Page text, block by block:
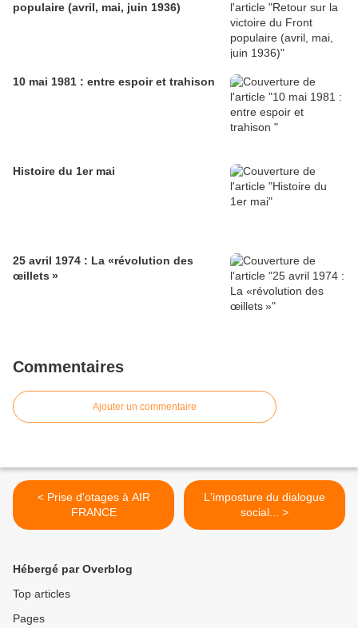
populaire (avril, mai, juin 1936)
10 mai 1981 : entre espoir et trahison
Histoire du 1er mai
25 avril 1974 : La «révolution des
œillets »
Commentaires
Ajouter un commentaire
< Prise d'otages à AIR
FRANCE
L'imposture du dialogue
social... >
Hébergé par Overblog
Top articles
Pages